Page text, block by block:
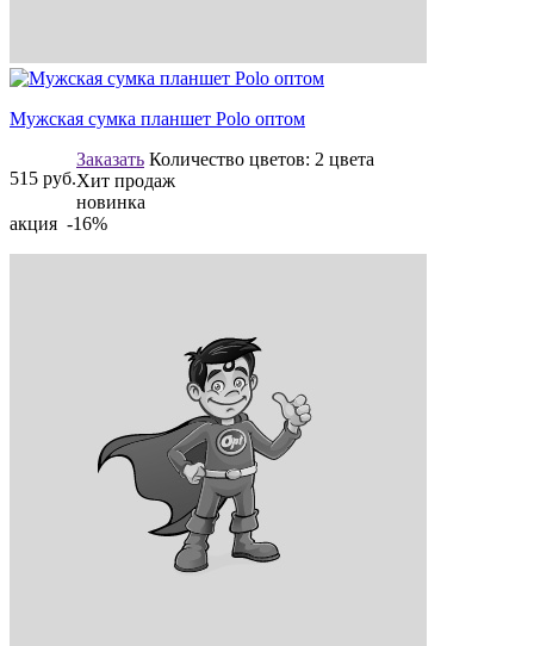
Мужская сумка планшет Polo оптом
515 руб.
Заказать Количество цветов: 2 цвета
Хит продаж
новинка
акция -16%